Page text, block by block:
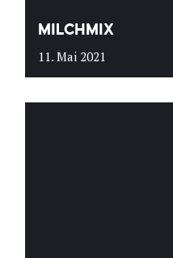
MILCHMIX
11. Mai 2021